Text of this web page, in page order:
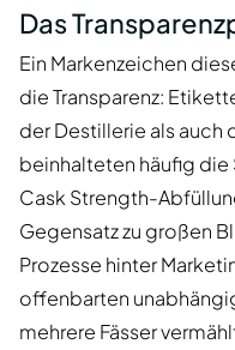
Das
Ein Markenzeichen
die Transparenz:
der Destillerie als auch
beinhalteten häufig
Cask Strength-
Gegensatz zu großen
Prozesse hinter
offenbarten
mehrere Fässer